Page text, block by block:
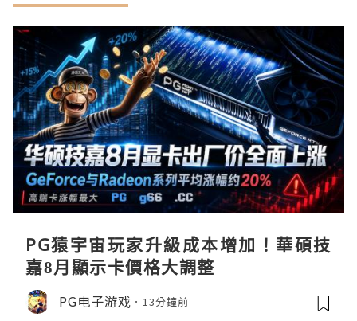
PG猿宇宙玩家升級成本增加！華碩技
嘉8月顯示卡價格大調整
PG电子游戏 13分鐘前